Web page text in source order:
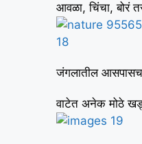
आवळा, चिंचा, बोरं
जंगलातील
वाटेत अनेक मोठे